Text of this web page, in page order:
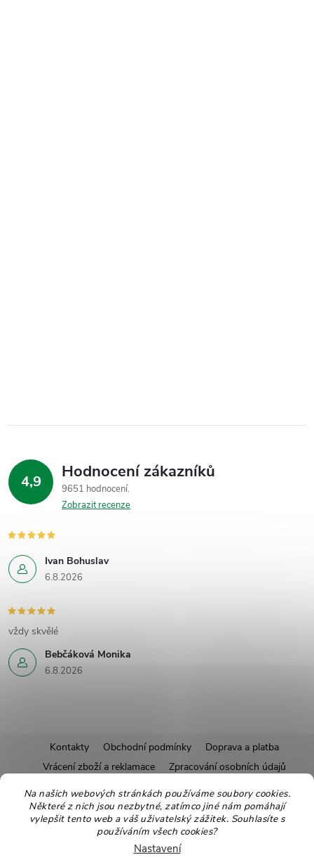
Na našich webových stránkách používáme soubory cookies.
Některé z nich jsou nezbytné, zatímco jiné nám pomáhají
vylepšit tento web a váš uživatelský zážitek. Souhlasíte s
používáním všech cookies?
Nastavení
4,9 Hodnocení zákazníků
9651 hodnocení
Zobrazit recenze
Ivan Bohuslav
6.8.2026
Bebčáková Monika
6.8.2026
vždy skvělé
á
Kontakty Obchodní podmínky
Doprava a platba
Vrácení zboží a reklamace
Zpracování osobních údajů
Pravidla soutěží
Affiliate program
Recepty
Pro nové dodavatele
Ekologické balení Moje objednávka